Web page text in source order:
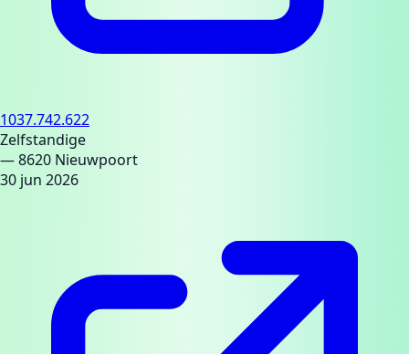
1037.742.622
Zelfstandige
— 8620 Nieuwpoort
30 jun 2026